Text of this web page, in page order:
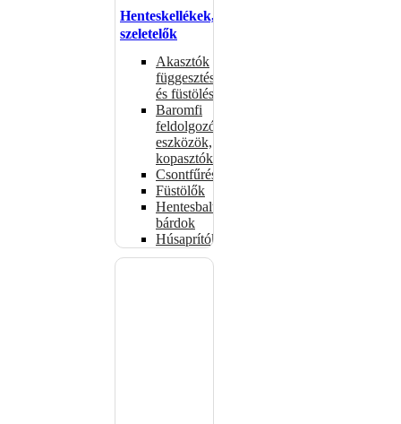
Henteskellékek,
szeletelők
Akasztók
függesztéshez
és füstöléshez
Baromfi
feldolgozó
eszközök,
kopasztók
Csontfűrészek
Füstölők
Hentesbalták,
bárdok
Húsaprítók